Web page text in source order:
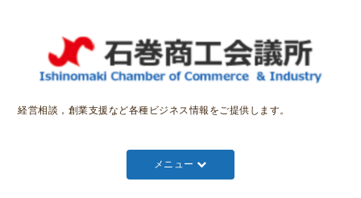
経営相談，創業支援など各種ビジネス情報をご提供します。
メニュー